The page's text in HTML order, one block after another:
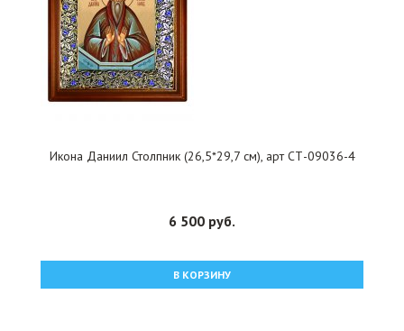
Икона Даниил Столпник (26,5*29,7 см), арт СТ-09036-4
6 500 руб.
В КОРЗИНУ